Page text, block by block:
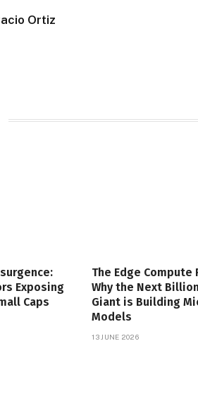
Ortiz
Exposing
Caps
The Edge Compute
Why the Next
Giant is Building
Models
13 JUNE 2026